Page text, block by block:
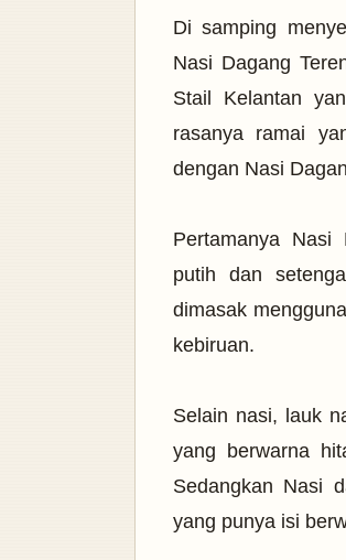
Di samping
Nasi Dagang
Stail Kelantan
rasanya ramai
dengan Nasi
Pertamanya Nasi
putih dan
dimasak
kebiruan.
Selain nasi, lauk
yang berwarna
Sedangkan Nasi
yang punya isi